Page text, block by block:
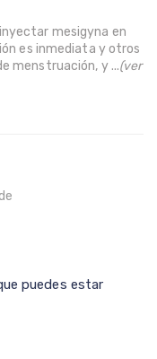
mesigyna en
es inmediata y otros
menstruación, y ...(ver
puedes estar